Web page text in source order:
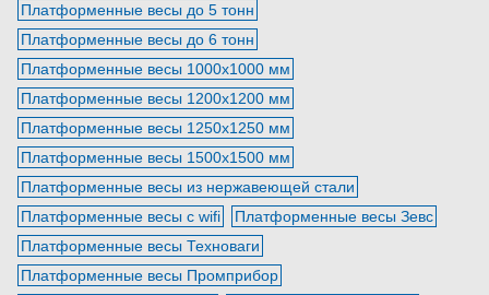
Платформенные весы до 5 тонн
Платформенные весы до 6 тонн
Платформенные весы 1000х1000 мм
Платформенные весы 1200х1200 мм
Платформенные весы 1250х1250 мм
Платформенные весы 1500х1500 мм
Платформенные весы из нержавеющей стали
Платформенные весы с wifi
Платформенные весы Зевс
Платформенные весы Техноваги
Платформенные весы Промприбор